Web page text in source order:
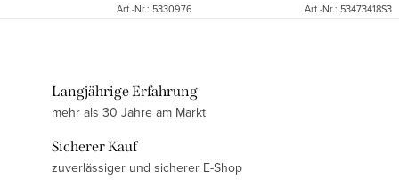
Art.-Nr.: 5330976 Art.-Nr.: 53473418S3
Langjährige Erfahrung
mehr als 30 Jahre am Markt
Sicherer Kauf
zuverlässiger und sicherer E-Shop